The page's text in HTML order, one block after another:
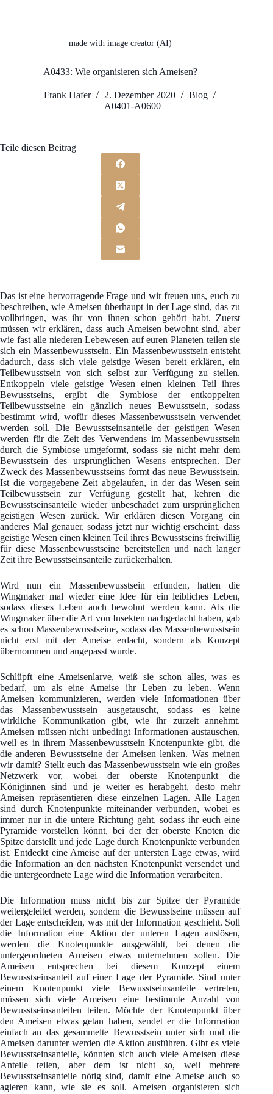
made with image creator (AI)
A0433: Wie organisieren sich Ameisen?
Frank Hafer 2. Dezember 2020
Blog
A0401-A0600
Teile diesen Beitrag
Das ist eine hervorragende Frage und wir freuen uns, euch zu
beschreiben, wie Ameisen überhaupt in der Lage sind, das zu
vollbringen, was ihr von ihnen schon gehört habt. Zuerst
müssen wir erklären, dass auch Ameisen bewohnt sind, aber
wie fast alle niederen Lebewesen auf euren Planeten teilen sie
sich ein Massenbewusstsein. Ein Massenbewusstsein entsteht
dadurch, dass sich viele geistige Wesen bereit erklären, ein
Teilbewusstsein von sich selbst zur Verfügung zu stellen.
Entkoppeln viele geistige Wesen einen kleinen Teil ihres
Bewusstseins, ergibt die Symbiose der entkoppelten
Teilbewusstseine ein gänzlich neues Bewusstsein, sodass
bestimmt wird, wofür dieses Massenbewusstsein verwendet
werden soll. Die Bewusstseinsanteile der geistigen Wesen
werden für die Zeit des Verwendens im Massenbewusstsein
durch die Symbiose umgeformt, sodass sie nicht mehr dem
Bewusstsein des ursprünglichen Wesens entsprechen. Der
Zweck des Massenbewusstseins formt das neue Bewusstsein.
Ist die vorgegebene Zeit abgelaufen, in der das Wesen sein
Teilbewusstsein zur Verfügung gestellt hat, kehren die
Bewusstseinsanteile wieder unbeschadet zum ursprünglichen
geistigen Wesen zurück. Wir erklären diesen Vorgang ein
anderes Mal genauer, sodass jetzt nur wichtig erscheint, dass
geistige Wesen einen kleinen Teil ihres Bewusstseins freiwillig
für diese Massenbewusstseine bereitstellen und nach langer
Zeit ihre Bewusstseinsanteile zurückerhalten.
Wird nun ein Massenbewusstsein erfunden, hatten die
Wingmaker mal wieder eine Idee für ein leibliches Leben,
sodass dieses Leben auch bewohnt werden kann. Als die
Wingmaker über die Art von Insekten nachgedacht haben, gab
es schon Massenbewusstseine, sodass das Massenbewusstsein
nicht erst mit der Ameise erdacht, sondern als Konzept
übernommen und angepasst wurde.
Schlüpft eine Ameisenlarve, weiß sie schon alles, was es
bedarf, um als eine Ameise ihr Leben zu leben. Wenn
Ameisen kommunizieren, werden viele Informationen über
das Massenbewusstsein ausgetauscht, sodass es keine
wirkliche Kommunikation gibt, wie ihr zurzeit annehmt.
Ameisen müssen nicht unbedingt Informationen austauschen,
weil es in ihrem Massenbewusstsein Knotenpunkte gibt, die
die anderen Bewusstseine der Ameisen lenken. Was meinen
wir damit? Stellt euch das Massenbewusstsein wie ein großes
Netzwerk vor, wobei der oberste Knotenpunkt die
Königinnen sind und je weiter es herabgeht, desto mehr
Ameisen repräsentieren diese einzelnen Lagen. Alle Lagen
sind durch Knotenpunkte miteinander verbunden, wobei es
immer nur in die untere Richtung geht, sodass ihr euch eine
Pyramide vorstellen könnt, bei der der oberste Knoten die
Spitze darstellt und jede Lage durch Knotenpunkte verbunden
ist. Entdeckt eine Ameise auf der untersten Lage etwas, wird
die Information an den nächsten Knotenpunkt versendet und
die untergeordnete Lage wird die Information verarbeiten.
Die Information muss nicht bis zur Spitze der Pyramide
weitergeleitet werden, sondern die Bewusstseine müssen auf
der Lage entscheiden, was mit der Information geschieht. Soll
die Information eine Aktion der unteren Lagen auslösen,
werden die Knotenpunkte ausgewählt, bei denen die
untergeordneten Ameisen etwas unternehmen sollen. Die
Ameisen entsprechen bei diesem Konzept einem
Bewusstseinsanteil auf einer Lage der Pyramide. Sind unter
einem Knotenpunkt viele Bewusstseinsanteile vertreten,
müssen sich viele Ameisen eine bestimmte Anzahl von
Bewusstseinsanteilen teilen. Möchte der Knotenpunkt über
den Ameisen etwas getan haben, sendet er die Information
einfach an das gesammelte Bewusstsein unter sich und die
Ameisen darunter werden die Aktion ausführen. Gibt es viele
Bewusstseinsanteile, könnten sich auch viele Ameisen diese
Anteile teilen, aber dem ist nicht so, weil mehrere
Bewusstseinsanteile nötig sind, damit eine Ameise auch so
agieren kann, wie sie es soll. Ameisen organisieren sich